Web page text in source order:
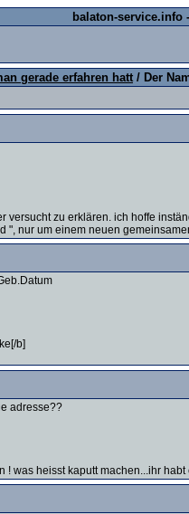
balaton-service.info
gerade erfahren hatt / Der
zu erklären. ich hoffe
", nur um einem neuen
b]
adresse??
was heisst kaputt machen...ihr